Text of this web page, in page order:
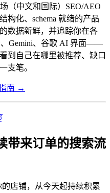
（中文和国际）SEO/AEO
构化、schema 就绪的产品
数据新鲜，并追踪你在各
Gemini、谷歌 AI 界面——
到自己在哪里被推荐、缺口
支笔。
南 →
带来订单的搜索流
店铺，从今天起持续积累